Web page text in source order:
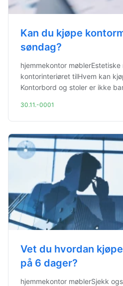
Kan du kjøpe
søndag?
hjemmekontor møblerEstetiske
kontorinteriøret tilHvem kan
Kontorbord og stoler er ikke
30.11.-0001
Vet du hvordan
på 6 dager?
hjemmekontor møblerSjekk